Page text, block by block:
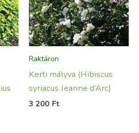
Raktáron
Kerti mályva (Hibiscus
syriacus Jeanne d’Arc)
3 200 Ft